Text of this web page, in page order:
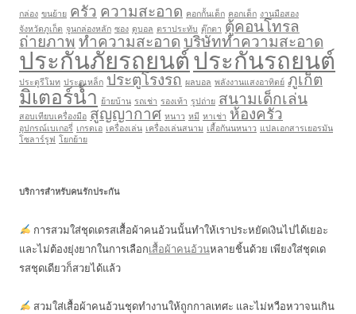
กล่อง ขนย้าย ครัว ความสะอาด คอกกั้นเด็ก คอกเด็ก งานมือสอง
จังหวัดภูเก็ต จูนกล่องหลัก ซอง ดูบอล ตราประทับ ตุ๊กตา ตู้คอนโทรล
ถ่ายภาพทำความสะอาดบริษัททำความสะอาด
ประกันภัยรถยนต์ประกันรถยนต์
ประตูรีโมท ประตูเหล็ก ประตูโรงรถ ผลบอล พลังงานแสงอาทิตย์ ภูเก็ต
มิเตอร์น้ำ ย้ายบ้าน รถเช่า รองเท้า รูปถ่าย สนามเด็กเล่น
สอบเทียบเครื่องมือ สูญญากาศ หนาว หมี หาเช่า ห้องครัว
อุปกรณ์เบเกอรี่ เกรดเอ เครื่องเล่น เครื่องเล่นสนาม เสื้อกันนหนาว แปลเอกสารเยอรมัน
โซลาร์รูฟ โยกย้าย
บริการสำหรับคนรักประกัน
การสวมใส่ชุดเดรสเสื้อผ้าคนอ้วนนั้นทำให้เราประหยัดเงินไปได้เยอะ
และไม่ต้องยุ่งยากในการเลือกเสื้อผ้าคนอ้วนหลายชิ้นด้วย เพียงใส่ชุดเด
รสชุดเดียวก็สวยได้แล้ว
สวมใส่เสื้อผ้าคนอ้วนชุดทำงานให้ถูกกาลเทศะ และไม่หวือหวาจนเกิน